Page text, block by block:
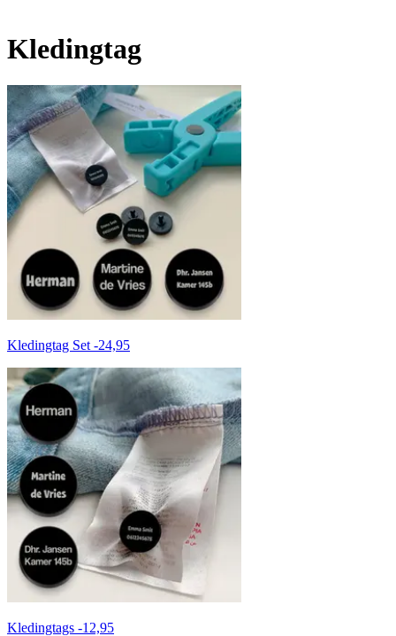
Kledingtag
Kledingtag Set -24,95
Kledingtags -12,95